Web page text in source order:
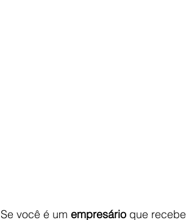
Se você é um empresário que